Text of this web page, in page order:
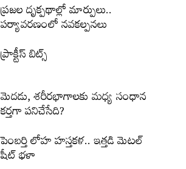
ప్రజల దృక్పథాల్లో మార్పులు..
పర్యావరణంలో నవకల్పనలు
ప్రాక్టీస్‌ బిట్స్‌
మెదడు, శరీరభాగాలకు మధ్య సంధాన
కర్తగా పనిచేసేది?
పెంబర్తి లోహ హస్తకళ.. ఇత్తడి మెటల్‌
షీట్‌ భళా